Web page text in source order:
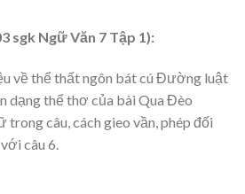
sgk Ngữ Văn 7 Tập 1):
về thể thất ngôn bát cú Đường luật
dạng thể thơ của bài Qua Đèo
trong câu, cách gieo vần, phép đối
câu 6.